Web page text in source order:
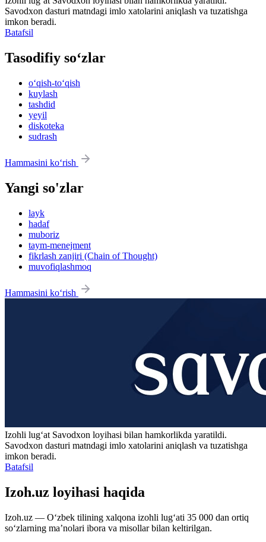
Savodxon dasturi matndagi imlo xatolarini aniqlash va tuzatishga
imkon beradi.
Batafsil
Tasodifiy so‘zlar
o‘qish-to‘qish
kuylash
tashdid
yeyil
diskoteka
sudrash
Hammasini ko‘rish
Yangi so'zlar
layk
hadaf
muboriz
taym-menejment
fikrlash zanjiri (Chain of Thought)
muvofiqlashmoq
Hammasini ko‘rish
Izohli lugʻat Savodxon loyihasi bilan hamkorlikda yaratildi.
Savodxon dasturi matndagi imlo xatolarini aniqlash va tuzatishga
imkon beradi.
Batafsil
Izoh.uz loyihasi haqida
Izoh.uz — O‘zbek tilining xalqona izohli lug‘ati 35 000 dan ortiq
so‘zlarning ma’nolari ibora va misollar bilan keltirilgan.